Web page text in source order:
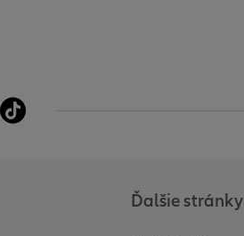
Ďalšie stránky